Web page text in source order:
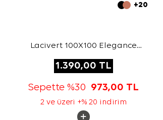
+20
Lacivert 100X100 Elegance
1.390,00 TL
Sepette %30 973,00 TL
2 ve üzeri +% 20 indirim